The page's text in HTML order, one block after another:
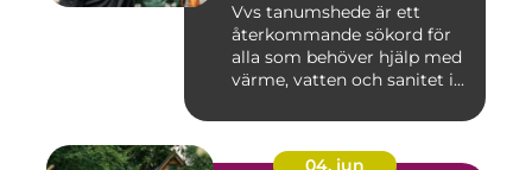
Vvs tanumshede är ett
återkommande sökord för
alla som behöver hjälp med
värme, vatten och sanitet i...